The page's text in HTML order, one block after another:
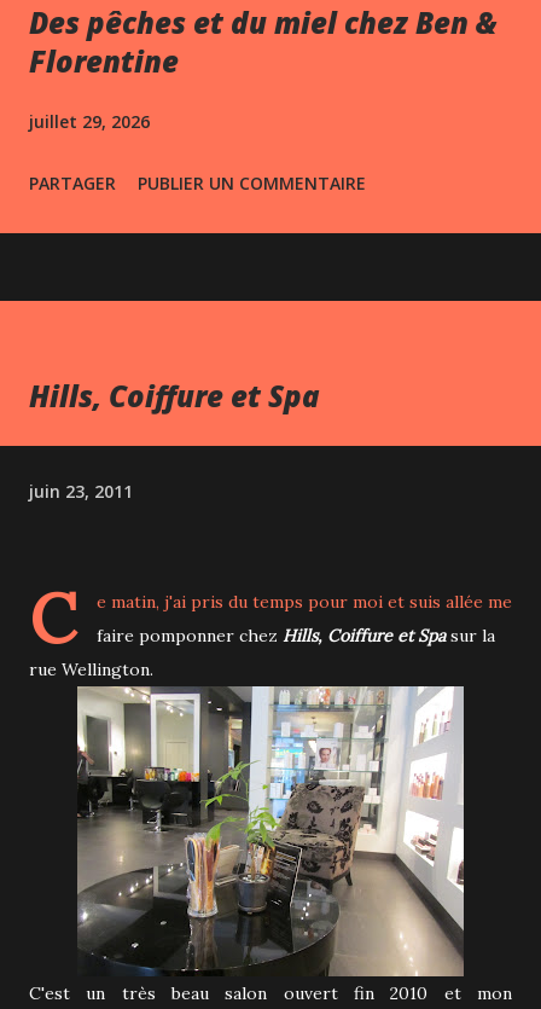
Des pêches et du miel chez Ben &
Florentine
juillet 29, 2026
PARTAGER PUBLIER UN COMMENTAIRE
Hills, Coiffure et Spa
juin 23, 2011
C
e matin, j'ai pris du temps pour moi et suis allée me
faire pomponner chez Hills, Coiffure et Spasur la
rue Wellington.
C'est un très beau salon ouvert fin 2010 et mon